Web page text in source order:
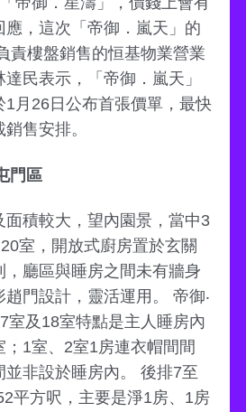
應，這次「帝御．嵐天」的
責樓盤銷售的恒基物業營業
達民表示，「帝御．嵐天」
1月26日公布首張價單，最快
售安排。
門區
面積較大，望內園景，當中3
室，開放式廚房置於玄關
，廳區與睡房之間未有牆身
門設計，靈活運用。 帝御‧
室及18室特點是主人睡房內
1室、2室1房連衣帽間間
並非設於睡房內。 後排7至
平方呎，主要是淨1房、1房